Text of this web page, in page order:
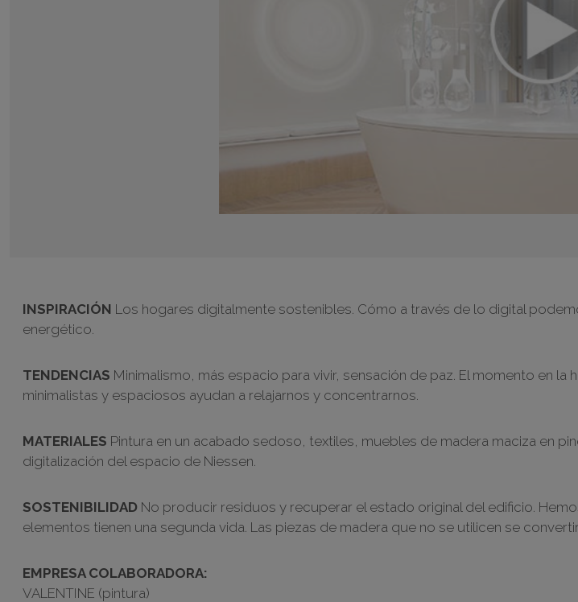
INSPIRACIÓN Los hogares digitalmente sostenibles. Cómo a través de lo digital
energético.
TENDENCIAS Minimalismo, más espacio para vivir, sensación de paz. El momento en
minimalistas y espaciosos ayudan a relajarnos y concentrarnos.
MATERIALES Pintura en un acabado sedoso, textiles, muebles de madera maciza en
digitalización del espacio de Niessen.
SOSTENIBILIDAD No producir residuos y recuperar el estado original del edificio.
elementos tienen una segunda vida. Las piezas de madera que no se utilicen se
EMPRESA COLABORADORA:
VALENTINE (pintura)